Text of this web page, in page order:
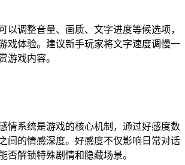
以调整音量、画质、文字进度等候选项，
戏体验。建议新手玩家将文字速度调慢一
游戏内容。
情系统是游戏的核心机制，通过好感度数
间的情感深度。好感度不仅影响日常对话
否解锁特殊剧情和隐藏场景。